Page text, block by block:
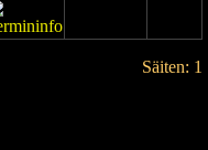
Säiten: 1